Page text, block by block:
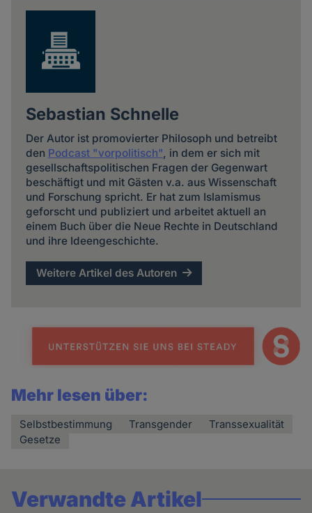
Sebastian Schnelle
Der Autor ist promovierter Philosoph und betreibt
den Podcast "vorpolitisch", in dem er sich mit
gesellschaftspolitischen Fragen der Gegenwart
beschäftigt und mit Gästen v.a. aus Wissenschaft
und Forschung spricht. Er hat zum Islamismus
geforscht und publiziert und arbeitet aktuell an
einem Buch über die Neue Rechte in Deutschland
und ihre Ideengeschichte.
Weitere Artikel des Autoren
Mehr lesen über:
Selbstbestimmung Transgender
Transsexualität
Gesetze
Verwandte Artikel